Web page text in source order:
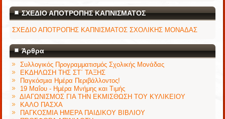
ΣΧΕΔΙΟ ΑΠΟΤΡΟΠΗΣ ΚΑΠΝΙΣΜΑΤΟΣ
ΣΧΕΔΙΟ ΑΠΟΤΡΟΠΗΣ ΚΑΠΝΙΣΜΑΤΟΣ ΣΧΟΛΙΚΗΣ ΜΟΝΑΔΑΣ
Άρθρα
Συλλογικός Προγραμματισμός Σχολικής Μονάδας
ΕΚΔΗΛΩΣΗ ΤΗΣ ΣΤ΄ ΤΑΞΗΣ
Παγκόσμια Ημέρα Περιβάλλοντος!
19 Μαΐου - Ημέρα Μνήμης και Τιμής
ΔΙΑΓΩΝΙΣΜΟΣ ΓΙΑ ΤΗΝ ΕΚΜΙΣΘΩΣΗ ΤΟΥ ΚΥΛΙΚΕΙΟΥ
ΚΑΛΟ ΠΑΣΧΑ
ΠΑΓΚΟΣΜΙΑ ΗΜΕΡΑ ΠΑΙΔΙΚΟΥ ΒΙΒΛΙΟΥ